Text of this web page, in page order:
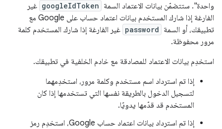
واحدة". ستتضمّن بيانات الاعتماد السمة googleIdToken غير
الفارغة إذا شارك المستخدم بيانات اعتماد حساب على Google مع
تطبيقك، أو السمة password غير الفارغة إذا شارك المستخدم كلمة
مرور محفوظة.
استخدِم بيانات الاعتماد للمصادقة مع خادم الخلفية في تطبيقك.
إذا تم استرداد اسم مستخدم وكلمة مرور، استخدِمهما
لتسجيل الدخول بالطريقة نفسها التي تستخدمها إذا كان
المستخدم قد قدّمها يدويًا.
إذا تم استرداد بيانات اعتماد حساب Google، استخدِم رمز